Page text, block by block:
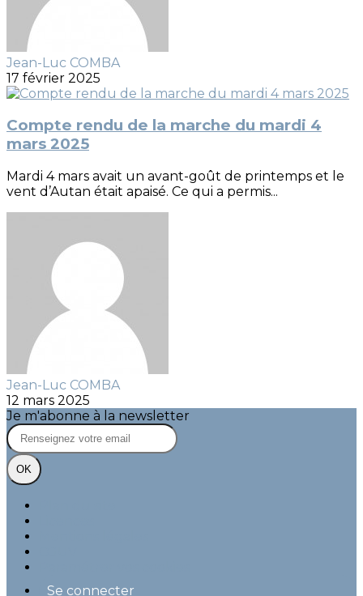
Jean-Luc COMBA
17 février 2025
Compte rendu de la marche du mardi 4
mars 2025
Mardi 4 mars avait un avant-goût de printemps et le
vent d’Autan était apaisé. Ce qui a permis...
Jean-Luc COMBA
12 mars 2025
Je m'abonne à la newsletter
OK
Se connecter